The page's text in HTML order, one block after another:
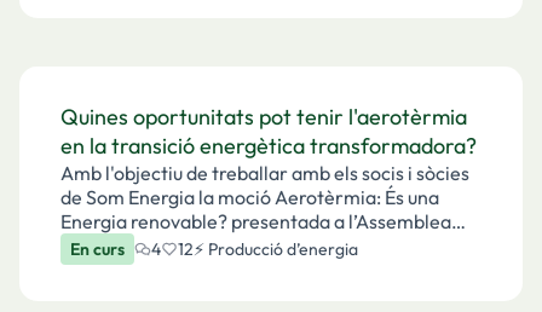
Quines oportunitats pot tenir l'aerotèrmia
en la transició energètica transformadora?
Amb l'objectiu de treballar amb els socis i sòcies
de Som Energia la moció Aerotèrmia: És una
Energia renovable? presentada a l’Assemblea
2019, obrim un espai de debat a la plataforma
Participa per tal de recollir les principals idees i
En curs 4 12⚡️ Producció d’energia